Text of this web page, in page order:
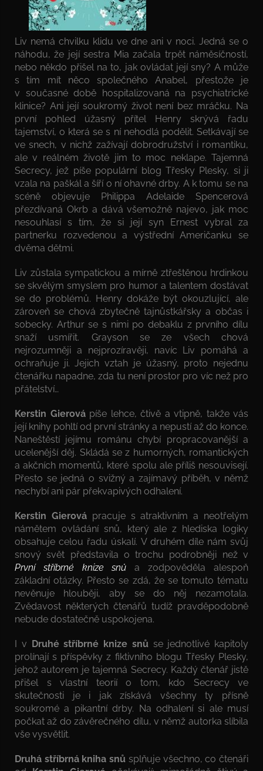
Liv nemá chvilku klidu ve dne ani v noci. Jedná se o
náhodu, že její sestra Mia začala trpět náměsíčností,
nebo někdo přišel na to, jak ovládat její sny? A může
s tím mít něco společného Anabel, přestože je
v současné době hospitalizovaná na psychiatrické
klinice? Ani její soukromý život není bez mráčku. Na
první pohled úžasný přítel Henry skrývá řadu
tajemství, o která se s ní nehodlá podělit. Setkávají se
ve snech, v nichž zažívají dobrodružství i romantiku,
ale v reálném životě jim to moc neklape. Tajemná
Secrecy, jež píše populární blog Třesky Plesky, si ji
vzala na paškál a šíří o ní ohavné drby. A k tomu se na
scéně objevuje Philippa Adelaide Spencerová
přezdívaná Okrb a dává všemožně najevo, jak moc
nesouhlasí s tím, že si její syn Ernest vybral za
partnerku rozvedenou a výstřední Američanku se
dvěma dětmi.
Liv zůstala sympatickou a mírně ztřeštěnou hrdinkou
se skvělým smyslem pro humor a talentem dostávat
se do problémů. Henry dokáže být okouzlující, ale
zároveň se chová zbytečně tajnůstkářsky a občas i
sobecky. Arthur se s nimi po debaklu z prvního dílu
snaží usmířit. Grayson se ze všech chová
nejrozumněji a nejprozíravěji, navíc Liv pomáhá a
ochraňuje ji. Jejich vztah je úžasný, proto nejednu
čtenářku napadne, zda tu není prostor pro víc než pro
přátelství…
Kerstin Gierovápíše lehce, čtivě a vtipně, takže vás
její knihy pohltí od první stránky a nepustí až do konce.
Naneštěstí jejímu románu chybí propracovanější a
ucelenější děj. Skládá se z humorných, romantických
a akčních momentů, které spolu ale příliš nesouvisejí.
Přesto se jedná o svižný a zajímavý příběh, v němž
nechybí ani pár překvapivých odhalení.
Kerstin Gierovápracuje s atraktivním a neotřelým
námětem ovládání snů, který ale z hlediska logiky
obsahuje celou řadu úskalí. V druhém díle nám svůj
snový svět představila o trochu podrobněji než v
První stříbrné knize snů a zodpověděla alespoň
základní otázky. Přesto se zdá, že se tomuto tématu
nevěnuje hlouběji, aby se do něj nezamotala.
Zvědavost některých čtenářů tudíž pravděpodobně
nebude dostatečně uspokojena.
I v Druhé stříbrné knize snůse jednotlivé kapitoly
prolínají s příspěvky z fiktivního blogu Třesky Plesky,
jehož autorem je tajemná Secrecy. Každý čtenář jistě
přišel s vlastní teorií o tom, kdo Secrecy ve
skutečnosti je i jak získává všechny ty přísně
soukromé a pikantní drby. Na odhalení si ale musí
počkat až do závěrečného dílu, v němž autorka slíbila
vše vysvětlit.
Druhá stříbrná kniha snů splňuje všechno, co čtenáři